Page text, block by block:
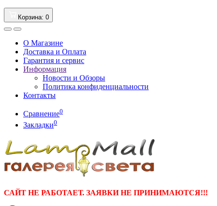
Корзина: 0
О Магазине
Доставка и Оплата
Гарантия и сервис
Информация
Новости и Обзоры
Политика конфиденциальности
Контакты
Сравнение0
Закладки0
САЙТ НЕ РАБОТАЕТ. ЗАЯВКИ НЕ ПРИНИМАЮТСЯ!!!